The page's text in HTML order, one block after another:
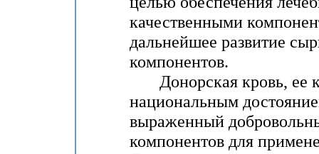
качественными
дальнейшее развитие
компонентов.
Донорская кровь, ее
национальным
выраженный
компонентов для